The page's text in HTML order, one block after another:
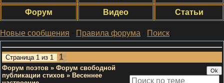
Форум
Видео Статьи
Новые сообщения · Правила форума · Поиск;
Страница 1 из 1 1
Форум поэтов » Форум свободной
публикации стихов » Весеннее